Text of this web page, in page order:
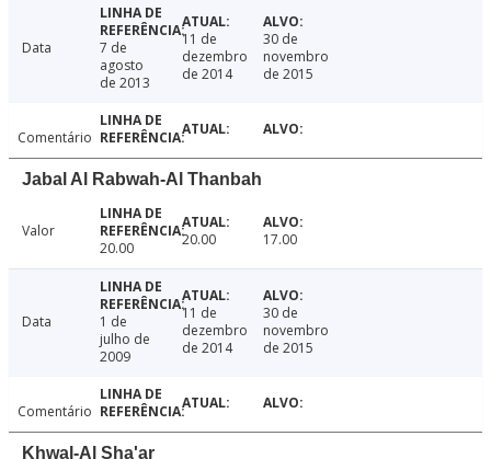
Data
7 de
agosto
de 2013
11 de
dezembro
de 2014
30 de
novembro
de 2015
Comentário
Jabal Al Rabwah-Al Thanbah
Valor
20.00
20.00 17.00
Data
1 de
julho de
2009
11 de
dezembro
de 2014
30 de
novembro
de 2015
Comentário
Khwal-Al Sha'ar